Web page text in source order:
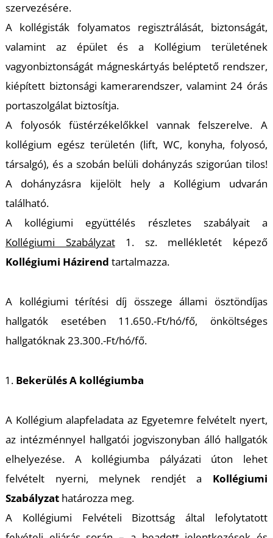
szervezésére.
A kollégisták folyamatos regisztrálását, biztonságát,
valamint az épület és a Kollégium területének
vagyonbiztonságát mágneskártyás beléptető rendszer,
kiépített biztonsági kamerarendszer, valamint 24 órás
portaszolgálat biztosítja.
A folyosók füstérzékelőkkel vannak felszerelve. A
kollégium egész területén (lift, WC, konyha, folyosó,
társalgó), és a szobán belüli dohányzás szigorúan tilos!
A dohányzásra kijelölt hely a Kollégium udvarán
található.
A kollégiumi együttélés részletes szabályait a
Kollégiumi Szabályzat1. sz. mellékletét képező
Kollégiumi Házirend tartalmazza.
A kollégiumi térítési díj összege állami ösztöndíjas
hallgatók esetében 11.650.-Ft/hó/fő, önköltséges
hallgatóknak 23.300.-Ft/hó/fő.
Bekerülés A kollégiumba
A Kollégium alapfeladata az Egyetemre felvételt nyert,
az intézménnyel hallgatói jogviszonyban álló hallgatók
elhelyezése. A kollégiumba pályázati úton lehet
felvételt nyerni, melynek rendjét a Kollégiumi
Szabályzathatározza meg.
A Kollégiumi Felvételi Bizottság által lefolytatott